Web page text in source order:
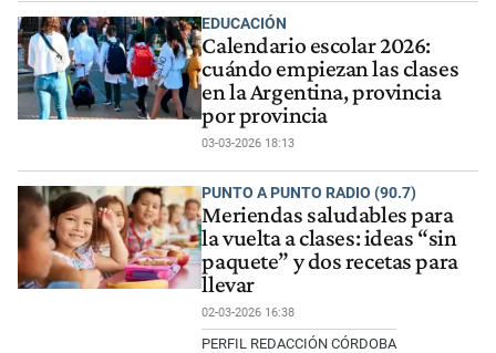
EDUCACIÓN
Calendario escolar 2026:
cuándo empiezan las clases
en la Argentina, provincia
por provincia
03-03-2026 18:13
PUNTO A PUNTO RADIO (90.7)
Meriendas saludables para
la vuelta a clases: ideas “sin
paquete” y dos recetas para
llevar
02-03-2026 16:38
PERFIL REDACCIÓN CÓRDOBA